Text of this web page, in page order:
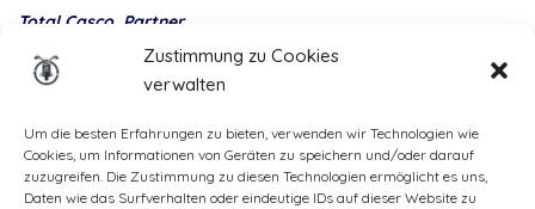
Zustimmung zu Cookies
verwalten
Um die besten Erfahrungen zu bieten, verwenden wir Technologien wie
Cookies, um Informationen von Geräten zu speichern und/oder darauf
zuzugreifen. Die Zustimmung zu diesen Technologien ermöglicht es uns,
Daten wie das Surfverhalten oder eindeutige IDs auf dieser Website zu
Total Casco, Partner
payment